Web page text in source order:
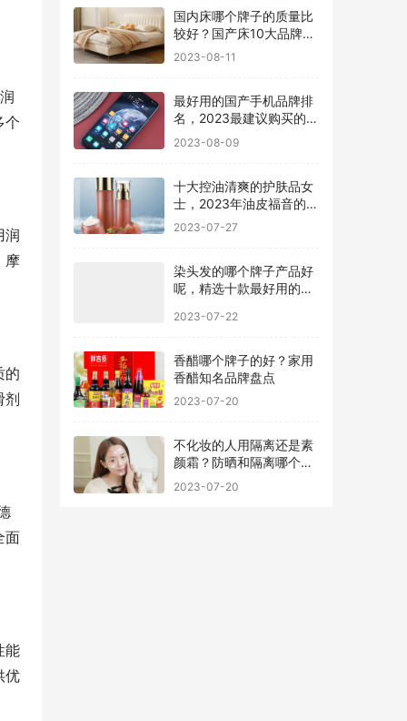
个
润
摩
的
剂
面
能
优
国内床哪个牌子的质量比
较好？国产床10大品牌最
新排名
2023-08-11
最好用的国产手机品牌排
名，2023最建议购买的5
款手机
2023-08-09
十大控油清爽的护肤品女
士，2023年油皮福音的护
肤品有哪些
2023-07-27
染头发的哪个牌子产品好
呢，精选十款最好用的染
2023-07-22
香醋哪个牌子的好？家用
香醋知名品牌盘点
2023-07-20
不化妆的人用隔离还是素
颜霜？防晒和隔离哪个先
2023-07-20